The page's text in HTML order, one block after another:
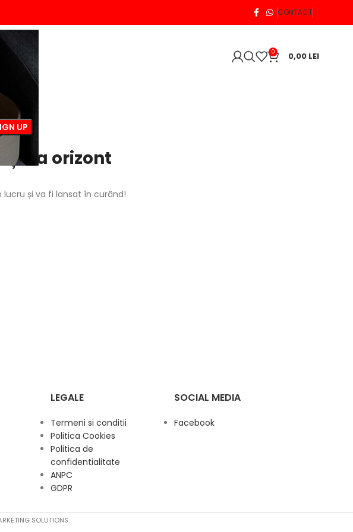
CONTACT
0 0,00 LEI
la orizont
și va fi lansat în curând!
LEGALE
Termeni si conditii
Politica Cookies
Politica de
confidentialitate
ANPC
GDPR
SOCIAL MEDIA
Facebook
SOLUTIONS.